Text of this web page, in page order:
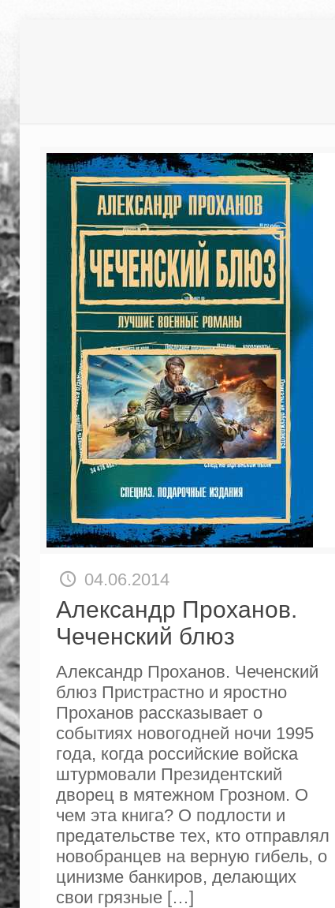
04.06.2014
Александр Проханов.
Чеченский блюз
Александр Проханов. Чеченский
блюз Пристрастно и яростно
Проханов рассказывает о
событиях новогодней ночи 1995
года, когда российские войска
штурмовали Президентский
дворец в мятежном Грозном. О
чем эта книга? О подлости и
предательстве тех, кто отправлял
новобранцев на верную гибель, о
цинизме банкиров, делающих
свои грязные[…]